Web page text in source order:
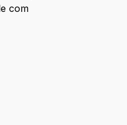
com